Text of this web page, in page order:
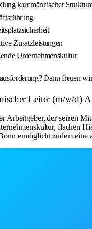
kaufmännischer
Zusatzleistungen
Unternehmenskultur
Dann freuen
Leiter (m/w/d)
der seinen
flachen
ermöglicht zudem eine